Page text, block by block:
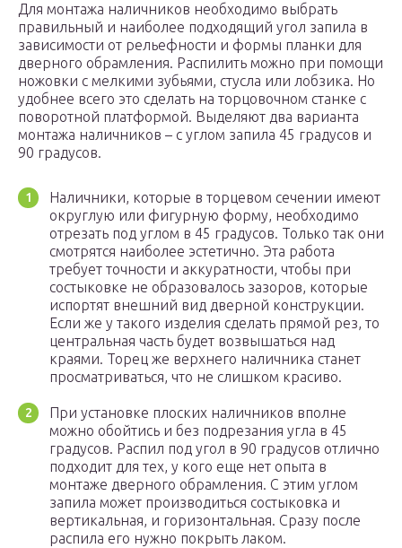
Для монтажа наличников необходимо выбрать
правильный и наиболее подходящий угол запила в
зависимости от рельефности и формы планки для
дверного обрамления. Распилить можно при помощи
ножовки с мелкими зубьями, стусла или лобзика. Но
удобнее всего это сделать на торцовочном станке с
поворотной платформой. Выделяют два варианта
монтажа наличников – с углом запила 45 градусов и
90 градусов.
Наличники, которые в торцевом сечении имеют
округлую или фигурную форму, необходимо
отрезать под углом в 45 градусов. Только так они
смотрятся наиболее эстетично. Эта работа
требует точности и аккуратности, чтобы при
состыковке не образовалось зазоров, которые
испортят внешний вид дверной конструкции.
Если же у такого изделия сделать прямой рез, то
центральная часть будет возвышаться над
краями. Торец же верхнего наличника станет
просматриваться, что не слишком красиво.
При установке плоских наличников вполне
можно обойтись и без подрезания угла в 45
градусов. Распил под угол в 90 градусов отлично
подходит для тех, у кого еще нет опыта в
монтаже дверного обрамления. С этим углом
запила может производиться состыковка и
вертикальная, и горизонтальная. Сразу после
распила его нужно покрыть лаком.